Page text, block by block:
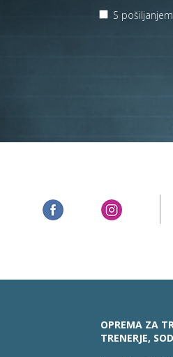
S
OPREMA ZA
TRENERJE,